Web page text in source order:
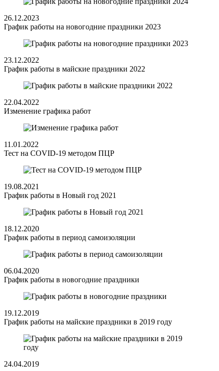
26.12.2023
График работы на новогодние праздники 2023
23.12.2022
График работы в майские праздники 2022
22.04.2022
Изменение графика работ
11.01.2022
Тест на COVID-19 методом ПЦР
19.08.2021
График работы в Новый год 2021
18.12.2020
График работы в период самоизоляции
06.04.2020
График работы в новогодние праздники
19.12.2019
График работы на майские праздники в 2019 году
24.04.2019